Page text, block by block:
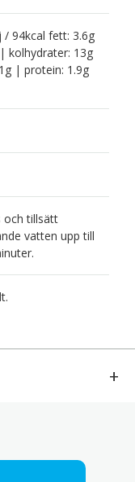
/ 94kcal fett: 3.6g
kolhydrater: 13g
| protein: 1.9g
och tillsätt
vatten upp till